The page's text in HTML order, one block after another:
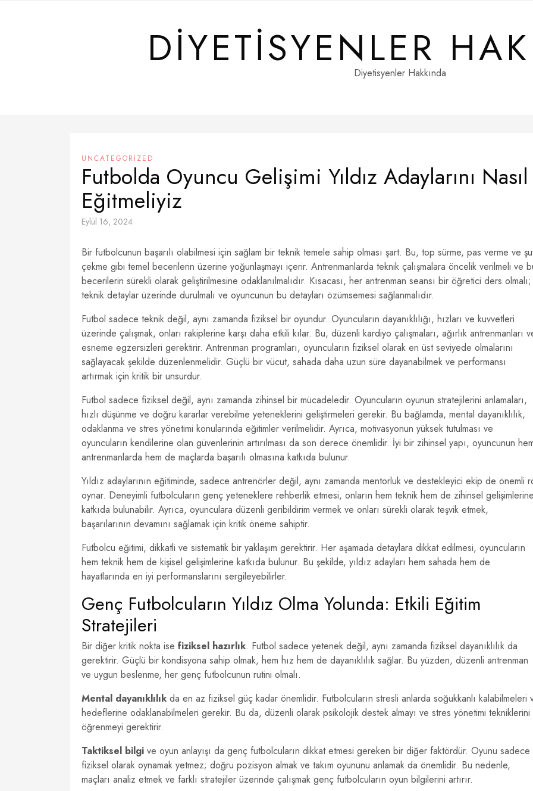
DIYETISYENLER
Diyetisyenler Hakkında
UNCATEGORIZED
Futbolda Oyuncu Gelişimi Yıldız Adaylarını Nasıl
Eğitmeliyiz
Eylül 16, 2024
Bir futbolcunun başarılı olabilmesi için sağlam bir teknik temele sahip olması şart. Bu, top sürme, pas verme ve
çekme gibi temel becerilerin üzerine yoğunlaşmayı içerir. Antrenmanlarda teknik çalışmalara öncelik verilmeli ve
becerilerin sürekli olarak geliştirilmesine odaklanılmalıdır. Kısacası, her antrenman seansı bir öğretici ders olmalı;
teknik detaylar üzerinde durulmalı ve oyuncunun bu detayları özümsemesi sağlanmalıdır.
Futbol sadece teknik değil, aynı zamanda fiziksel bir oyundur. Oyuncuların dayanıklılığı, hızları ve kuvvetleri
üzerinde çalışmak, onları rakiplerine karşı daha etkili kılar. Bu, düzenli kardiyo çalışmaları, ağırlık antrenmanları
esneme egzersizleri gerektirir. Antrenman programları, oyuncuların fiziksel olarak en üst seviyede olmalarını
sağlayacak şekilde düzenlenmelidir. Güçlü bir vücut, sahada daha uzun süre dayanabilmek ve performansı
artırmak için kritik bir unsurdur.
Futbol sadece fiziksel değil, aynı zamanda zihinsel bir mücadeledir. Oyuncuların oyunun stratejilerini anlamaları,
hızlı düşünme ve doğru kararlar verebilme yeteneklerini geliştirmeleri gerekir. Bu bağlamda, mental dayanıklılık,
odaklanma ve stres yönetimi konularında eğitimler verilmelidir. Ayrıca, motivasyonun yüksek tutulması ve
oyuncuların kendilerine olan güvenlerinin artırılması da son derece önemlidir. İyi bir zihinsel yapı, oyuncunun
antrenmanlarda hem de maçlarda başarılı olmasına katkıda bulunur.
Yıldız adaylarının eğitiminde, sadece antrenörler değil, aynı zamanda mentorluk ve destekleyici ekip de önemli
oynar. Deneyimli futbolcuların genç yeteneklere rehberlik etmesi, onların hem teknik hem de zihinsel
katkıda bulunabilir. Ayrıca, oyunculara düzenli geribildirim vermek ve onları sürekli olarak teşvik etmek,
başarılarının devamını sağlamak için kritik öneme sahiptir.
Futbolcu eğitimi, dikkatli ve sistematik bir yaklaşım gerektirir. Her aşamada detaylara dikkat edilmesi, oyuncuların
hem teknik hem de kişisel gelişimlerine katkıda bulunur. Bu şekilde, yıldız adayları hem sahada hem de
hayatlarında en iyi performanslarını sergileyebilirler.
Genç Futbolcuların Yıldız Olma Yolunda: Etkili Eğitim
Stratejileri
Bir diğer kritik nokta ise fiziksel hazırlık. Futbol sadece yetenek değil, aynı zamanda fiziksel dayanıklılık da
gerektirir. Güçlü bir kondisyona sahip olmak, hem hız hem de dayanıklılık sağlar. Bu yüzden, düzenli antrenman
ve uygun beslenme, her genç futbolcunun rutini olmalı.
Mental dayanıklılık da en az fiziksel güç kadar önemlidir. Futbolcuların stresli anlarda soğukkanlı kalabilmeleri
hedeflerine odaklanabilmeleri gerekir. Bu da, düzenli olarak psikolojik destek almayı ve stres yönetimi tekniklerini
öğrenmeyi gerektirir.
Taktiksel bilgi ve oyun anlayışı da genç futbolcuların dikkat etmesi gereken bir diğer faktördür. Oyunu sadece
fiziksel olarak oynamak yetmez; doğru pozisyon almak ve takım oyununu anlamak da önemlidir. Bu nedenle,
maçları analiz etmek ve farklı stratejiler üzerinde çalışmak genç futbolcuların oyun bilgilerini artırır.